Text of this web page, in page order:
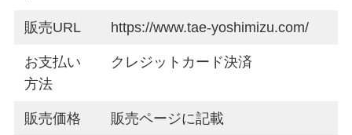
販売URL https://www.tae-yoshimizu.com/
お支払い
方法
クレジットカード決済
販売価格 販売ページに記載